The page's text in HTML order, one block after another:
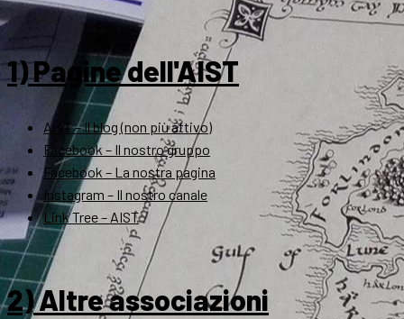
1) Pagine dell'AIST
ArsT – Il blog (non più attivo)
Facebook – Il nostro gruppo
Facebook – La nostra pagina
Instagram – Il nostro canale
Link Tree – AIST
2) Altre associazioni